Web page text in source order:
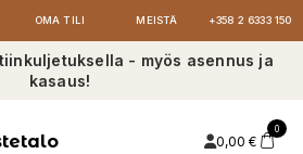
OMA TILI MEISTÄ +358 2 6333 150
- myös asennus ja
kasaus!
0,00 €
0